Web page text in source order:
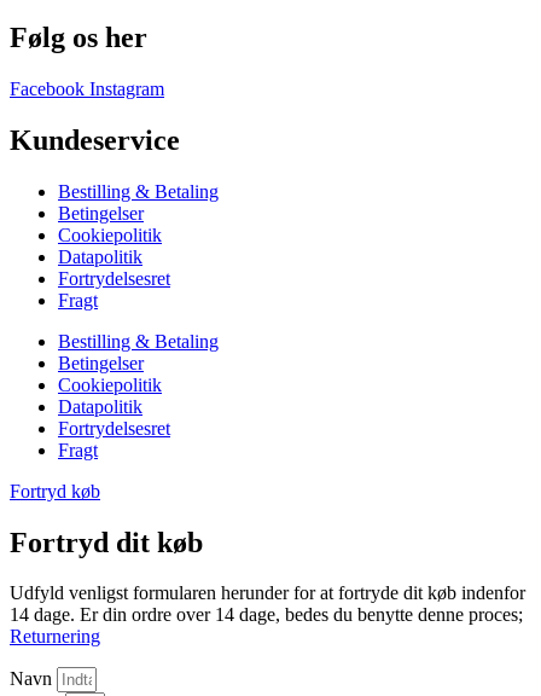
Følg os her
Facebook Instagram
Kundeservice
Bestilling & Betaling
Betingelser
Cookiepolitik
Datapolitik
Fortrydelsesret
Fragt
Bestilling & Betaling
Betingelser
Cookiepolitik
Datapolitik
Fortrydelsesret
Fragt
Fortryd køb
Fortryd dit køb
Udfyld venligst formularen herunder for at fortryde dit køb indenfor
14 dage. Er din ordre over 14 dage, bedes du benytte denne proces;
Returnering
Navn